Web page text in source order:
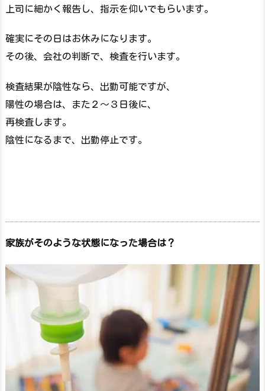
上司に細かく報告し、指示を仰いでもらいます。
確実にその日はお休みになります。
その後、会社の判断で、検査を行います。
検査結果が陰性なら、出勤可能ですが、
陽性の場合は、また２～３日後に、
再検査します。
陰性になるまで、出勤停止です。
家族がそのような状態になった場合は？